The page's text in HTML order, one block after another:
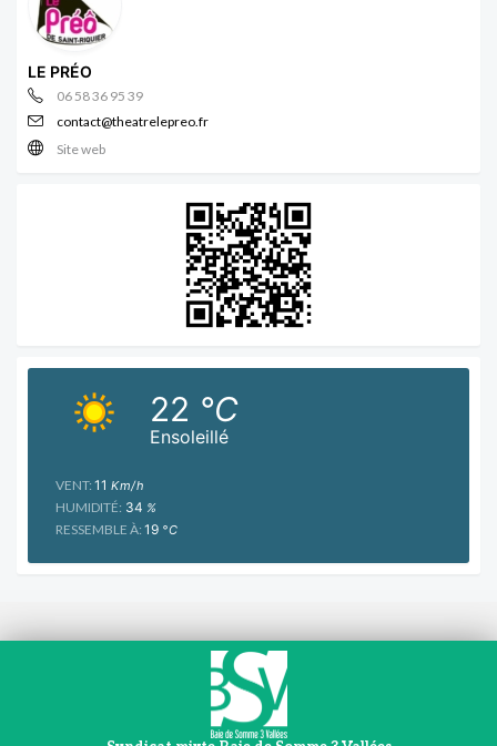
LE PRÉO
06 58 36 95 39
contact@theatrelepreo.fr
Site web
Ensoleillé
22 °C
VENT: 11 Km/h
HUMIDITÉ: 34 %
RESSEMBLE À: 19 °C